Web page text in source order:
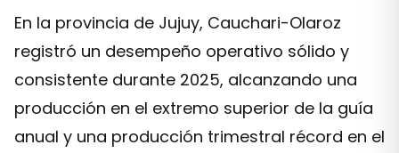
En la provincia de Jujuy, Cauchari-Olaroz
registró un desempeño operativo sólido y
consistente durante 2025, alcanzando una
producción en el extremo superior de la guía
anual y una producción trimestral récord en el